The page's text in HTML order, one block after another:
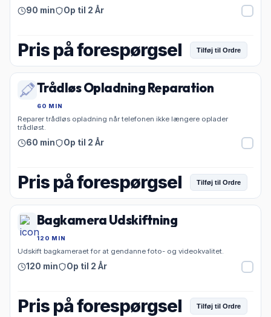
90 min Op til 2 År
Pris på forespørgsel Tilføj til Ordre
Trådløs Opladning Reparation
60 MIN
Reparer trådløs opladning når telefonen ikke længere oplader
trådløst.
60 min Op til 2 År
Pris på forespørgsel Tilføj til Ordre
Bagkamera Udskiftning
120 MIN
Udskift bagkameraet for at gendanne foto- og videokvalitet.
120 min Op til 2 År
Pris på forespørgsel Tilføj til Ordre